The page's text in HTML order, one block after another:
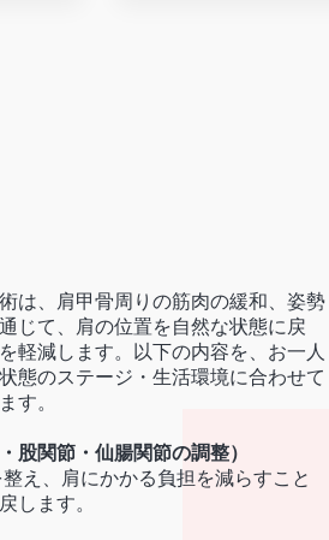
は、肩甲骨周りの筋肉の緩和、姿勢
じて、肩の位置を自然な状態に戻
軽減します。以下の内容を、お一人
態のステージ・生活環境に合わせて
す。
股関節・仙腸関節の調整）
え、肩にかかる負担を減らすこと
します。